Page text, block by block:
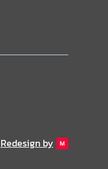
Redesign by